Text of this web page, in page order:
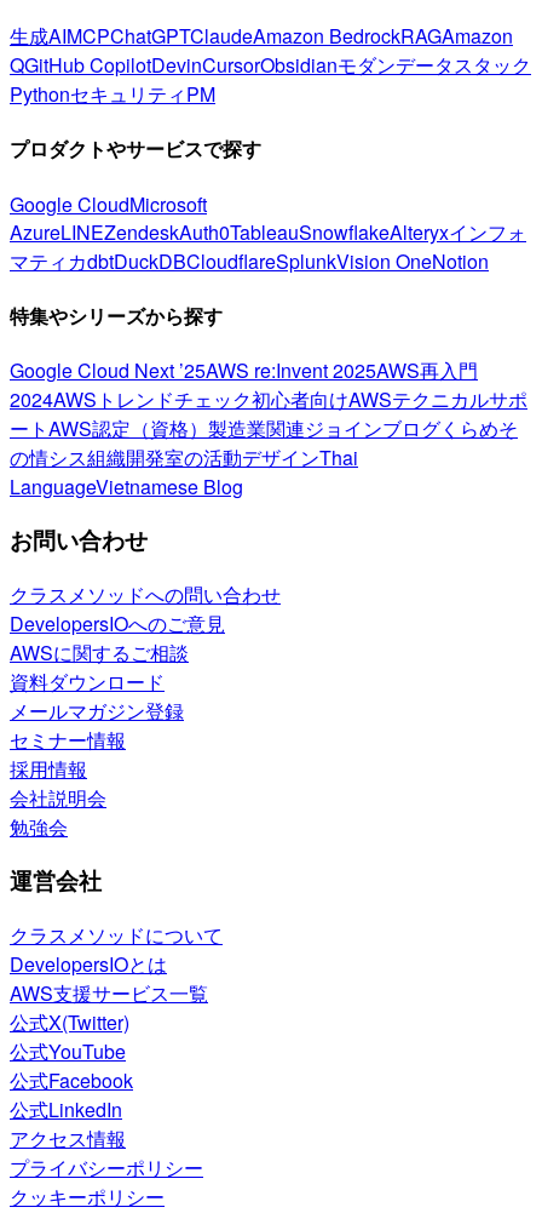
生成AIMCPChatGPTClaudeAmazon BedrockRAGAmazon
QGitHub CopilotDevinCursorObsidianモダンデータスタック
PythonセキュリティPM
プロダクトやサービスで探す
Google CloudMicrosoft
AzureLINEZendeskAuth0TableauSnowflakeAlteryxインフォ
マティカdbtDuckDBCloudflareSplunkVision OneNotion
特集やシリーズから探す
Google Cloud Next ’25AWS re:Invent 2025AWS再入門
2024AWSトレンドチェック初心者向けAWSテクニカルサポ
ートAWS認定（資格） 製造業関連ジョインブログくらめそ
の情シス組織開発室の活動デザインThai
LanguageVietnamese Blog
お問い合わせ
クラスメソッドへの問い合わせ
DevelopersIOへのご意見
AWSに関するご相談
資料ダウンロード
メールマガジン登録
セミナー情報
採用情報
会社説明会
勉強会
運営会社
クラスメソッドについて
DevelopersIOとは
AWS支援サービス一覧
公式X(Twitter)
公式YouTube
公式Facebook
公式LinkedIn
アクセス情報
プライバシーポリシー
クッキーポリシー